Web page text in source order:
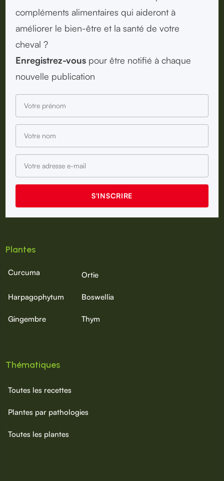
compléments alimentaires qui aideront à
améliorer le bien-être et la santé de votre
cheval ?
Enregistrez-vous pour être notifié à chaque
nouvelle publication
Plantes
Curcuma Ortie
Harpagophytum Boswellia
Gingembre Thym
Thématiques
Toutes les recettes
Plantes par pathologies
Toutes les plantes